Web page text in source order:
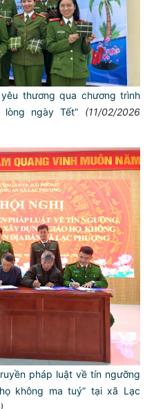
thương qua chương trình
ngày Tết”
(11/02/2026
pháp luật về tín ngưỡng
không ma tuý” tại xã Lạc